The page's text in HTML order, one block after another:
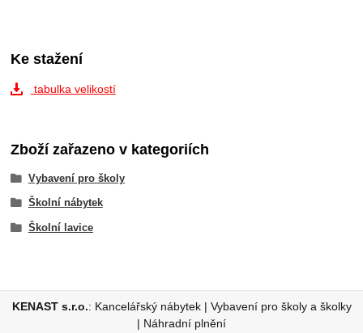
Ke stažení
tabulka velikostí
Zboží zařazeno v kategoriích
Vybavení pro školy
Školní nábytek
Školní lavice
KENAST s.r.o.: Kancelářský nábytek | Vybavení pro školy a školky
| Náhradní plnění